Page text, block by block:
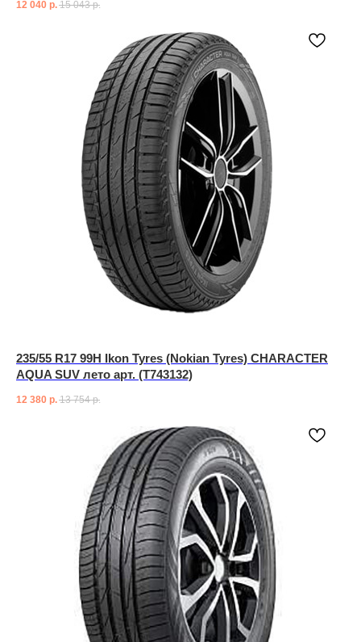
12 040 р. 15 043 р.
235/55 R17 99H Ikon Tyres (Nokian Tyres) CHARACTER
AQUA SUV лето арт. (T743132)
12 380 р. 13 754 р.